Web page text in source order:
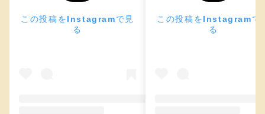
この投稿をInstagramで見
る
この投稿をInstagramで
る